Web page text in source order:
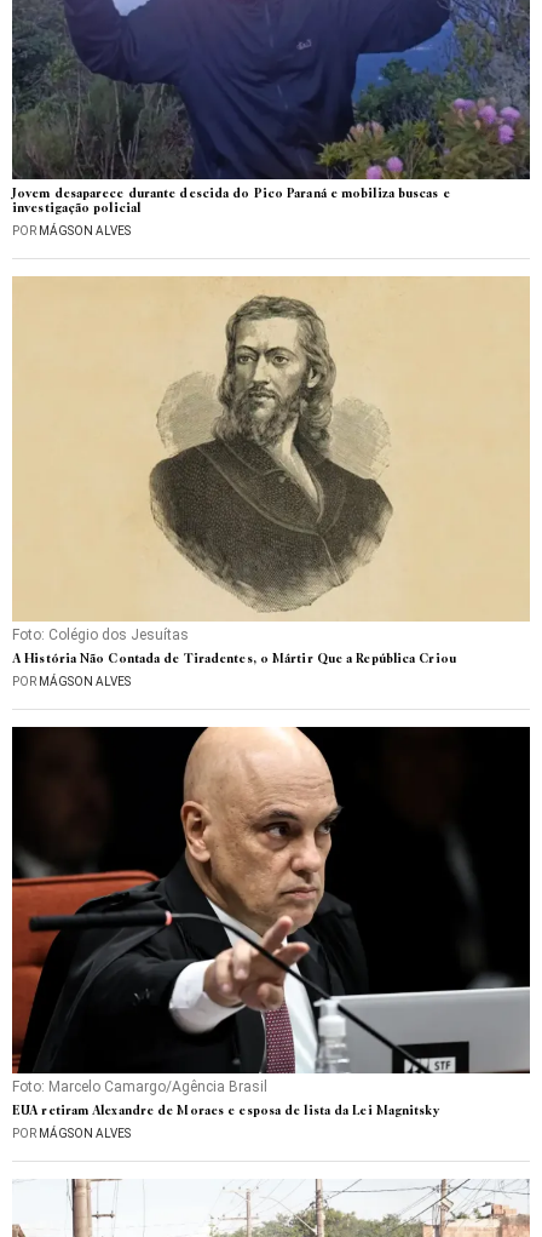
Jovem desaparece durante descida do Pico Paraná e mobiliza buscas e
investigação policial
POR MÁGSON ALVES
Foto: Colégio dos Jesuítas
A História Não Contada de Tiradentes, o Mártir Que a República Criou
POR MÁGSON ALVES
Foto: Marcelo Camargo/Agência Brasil
EUA retiram Alexandre de Moraes e esposa de lista da Lei Magnitsky
POR MÁGSON ALVES